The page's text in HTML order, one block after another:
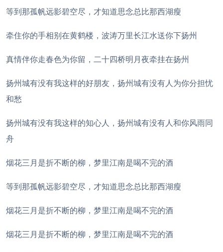
等到那孤帆远影碧空尽，才知道思念总比那西湖瘦
牵住你的手相别在黄鹤楼，波涛万里长江水送你下扬州
真情伴你走春色为你留，二十四桥明月夜牵挂在扬州
扬州城有没有我这样的好朋友，扬州城有没有人为你分担忧
和愁
扬州城有没有我这样的知心人，扬州城有没有人和你风雨同
舟
烟花三月是折不断的柳，梦里江南是喝不完的酒
等到那孤帆远影碧空尽，才知道思念总比那西湖瘦
烟花三月是折不断的柳，梦里江南是喝不完的酒
烟花三月是折不断的柳，梦里江南是喝不完的酒